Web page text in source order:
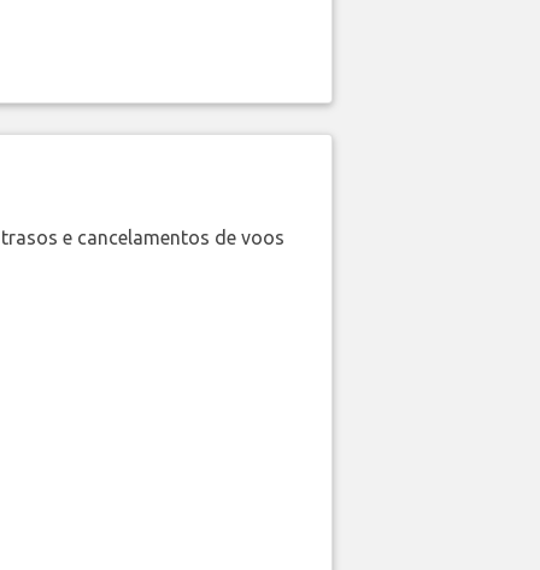
e cancelamentos de voos